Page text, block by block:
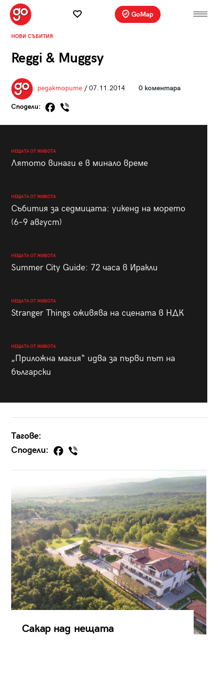
GoMap
НОВИ СЪБИТИЯ
Reggi & Muggsy
редакторите/ 07.11.2014 0 коментара
Сподели:
НЕЩАТА ОТ ЖИВОТА
Лятото винаги е в минало време
НЕЩАТА ОТ ЖИВОТА
Събития за седмицата: уикенд на морето
(6–9 август)
НЕЩАТА ОТ ЖИВОТА
Summer City Guide: 72 часа в Иракли
НЕЩАТА ОТ ЖИВОТА
Stranger Things оживява на сцената в НДК
НЕЩАТА ОТ ЖИВОТА
„Приложна магия“ идва за първи път на
български
Тагове:
Сподели:
Сакар над нещата